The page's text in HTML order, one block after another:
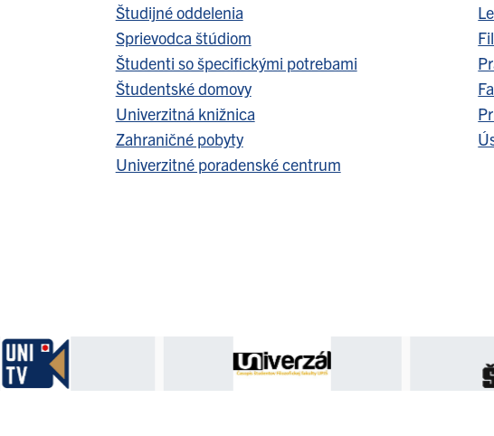
Študijné oddelenia
Sprievodca štúdiom
Študenti so špecifickými potrebami
Študentské domovy
Univerzitná knižnica
Zahraničné pobyty
Univerzitné poradenské centrum